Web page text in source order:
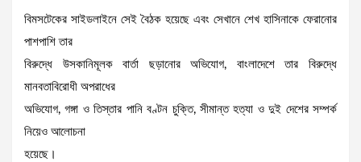
বিমসটেকের সাইডলাইনে সেই বৈঠক হয়েছে এবং সেখানে শেখ হাসিনাকে ফেরানোর
পাশপাশি তার
বিরুদ্ধে উসকানিমূলক বার্তা ছড়ানোর অভিযোগ, বাংলাদেশে তার বিরুদ্ধে
মানবতাবিরোধী অপরাধের
অভিযোগ, গঙ্গা ও তিস্তার পানি বণ্টন চুক্তি, সীমান্ত হত্যা ও দুই দেশের সম্পর্ক
নিয়েও আলোচনা
হয়েছে।